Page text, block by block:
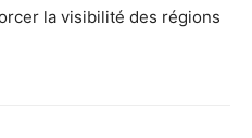
la visibilité des régions